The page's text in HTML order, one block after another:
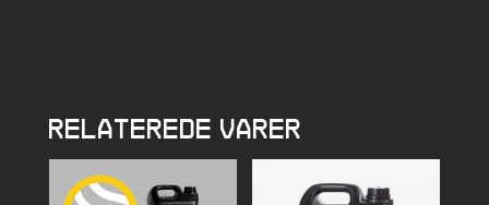
RELATEREDE VARER